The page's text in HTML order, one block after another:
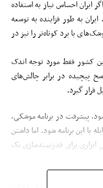
احساس نیاز به استفاده
به طور فزاینده به توسعه
با برد کوتاه‌تر را نیز در
کشور فقط مورد توجه اندک
پیچیده در برابر چالش‌های
قرار گیرد.
پیشرفت در برنامه موشکی،
با این برنامه شود. اما داشتن
برای قدرتمندسازی یک
اصلی استراتژی دفاعی